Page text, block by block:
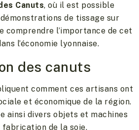
Canuts, où il est possible
démonstrations de tissage sur
comprendre l’importance de cet
l’économie lyonnaise.
des canuts
comment ces artisans ont
et économique de la région.
ainsi divers objets et machines
fabrication de la soie.